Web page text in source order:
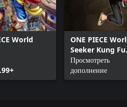
World
ONE PIECE
Seeker Kung Fu
Outfit
Просмотреть
дополнение